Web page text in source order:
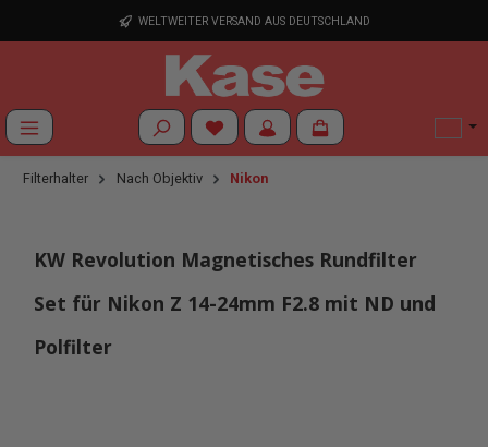
Zum Hauptinhalt springenWELTWEITER VERSAND AUS DEUTSCHLAND
Du hast 0 Produkte auf dem Merkzettel
Filterhalter Nach Objektiv Nikon
KW Revolution Magnetisches Rundfilter
Set für Nikon Z 14-24mm F2.8 mit ND und
Polfilter